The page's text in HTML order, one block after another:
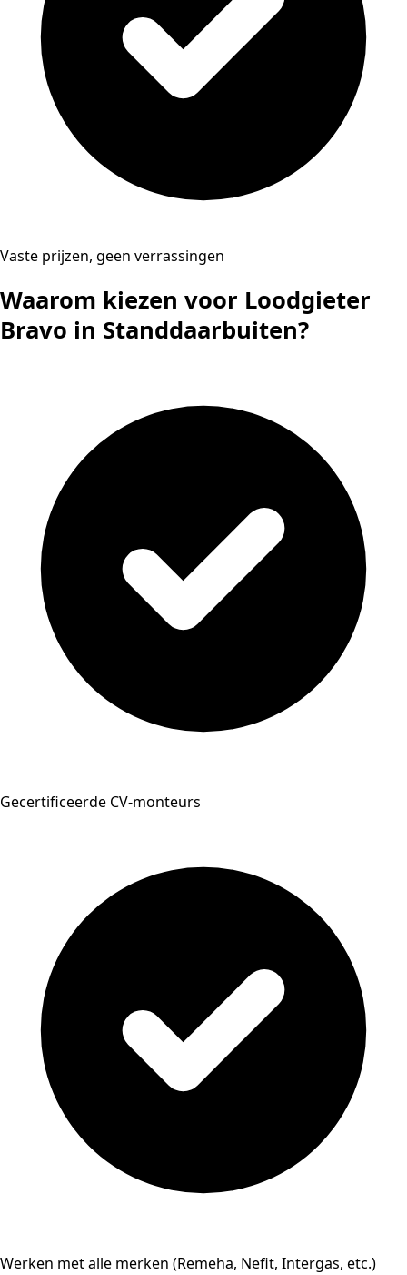
Vaste prijzen, geen verrassingen
Waarom kiezen voor Loodgieter
Bravo in Standdaarbuiten?
Gecertificeerde CV-monteurs
Werken met alle merken (Remeha, Nefit, Intergas, etc.)